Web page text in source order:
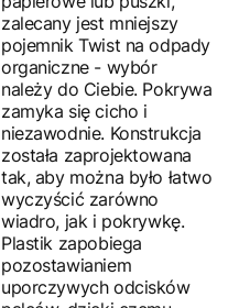
zalecany jest mniejszy
pojemnik Twist na odpady
organiczne - wybór
należy do Ciebie. Pokrywa
zamyka się cicho i
niezawodnie. Konstrukcja
została zaprojektowana
tak, aby można było łatwo
wyczyścić zarówno
wiadro, jak i pokrywkę.
Plastik zapobiega
pozostawianiem
uporczywych odcisków